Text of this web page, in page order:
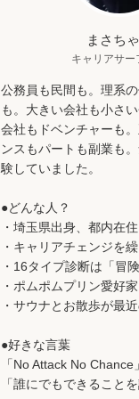
まさち
キャリアサー
公務員も民間も。理系
も。大きい会社も小さ
会社もドベンチャーも
ンスもパートも副業も
験していました。
●どんな人？
・埼玉県出身、都内在住
・キャリアチェンジを
・16タイプ診断は「冒険
・ポムポムプリン愛好家
・サウナとお散歩が最
●好きな言葉
「No Attack No Chance」
「誰にでもできること